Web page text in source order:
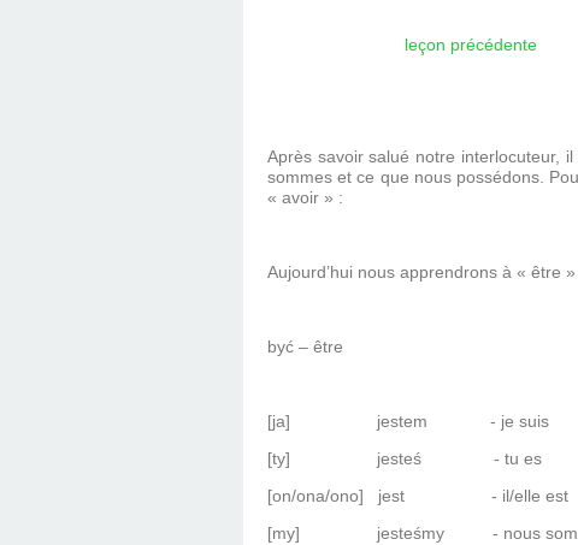
leçon précédente
Après savoir salué notre interlocuteur,
sommes et ce que nous possédons.
« avoir » :
Aujourd’hui nous apprendrons à « être
być – être
[ja] jestem
- je suis
[ty]
jesteś
- tu es
[on/ona/ono]
jest
- il/elle est
[my]
jesteśmy
- nous